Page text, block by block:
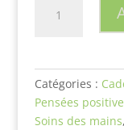
Catégories :
Pensées
Soins des mains,